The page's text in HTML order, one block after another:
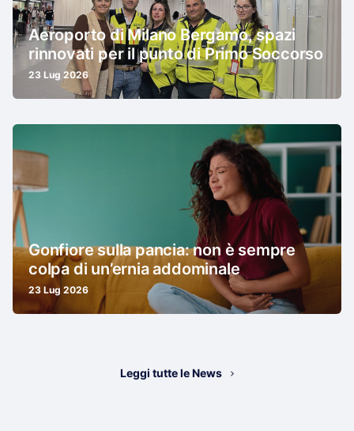
Aeroporto di Milano Bergamo, spazi
rinnovati per il punto di Primo Soccorso
23 Lug 2026
Gonfiore sulla pancia: non è sempre
colpa di un’ernia addominale
23 Lug 2026
Leggi tutte le News